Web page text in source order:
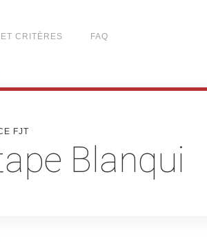
CRITÈRES FAQ
FJT
Blanqui